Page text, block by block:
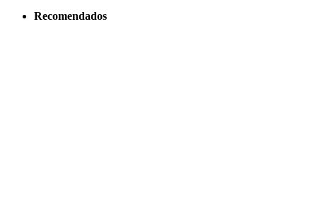
Recomendados